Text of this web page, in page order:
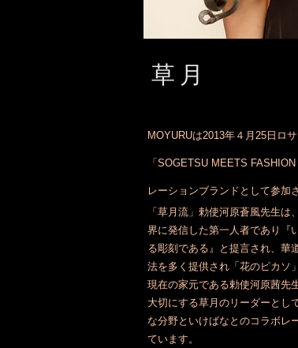
草月
MOYURUは2013年４月25日ロ
「SOGETSU MEETS
レーションブランドとして参加
「草月流」勅使河原蒼風先生は
界に発信した第一人者であり『
る彫刻である』と提言され、華
法を多く提供され「花のピカソ
現在の家元である勅使河原茜先
大切にする草月のリーダーとし
な分野といけばなとのコラボレ
ています。